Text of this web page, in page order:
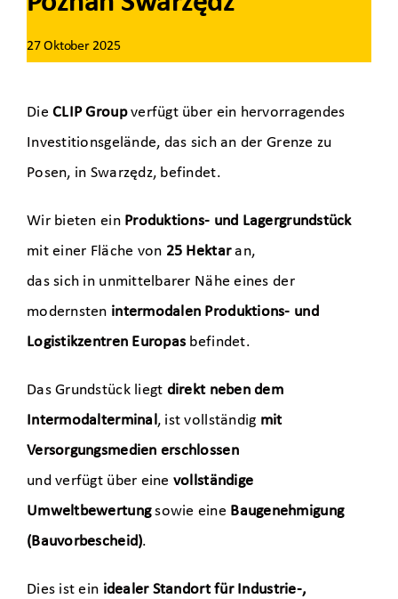
27 Oktober 2025
DieCLIP Groupverfügt über ein hervorragendes
Investitionsgelände, das sich an der Grenze zu
Posen, in Swarzędz, befindet.
Wir bieten ein Produktions- und Lagergrundstück
mit einer Fläche von 25 Hektaran,
das sich in unmittelbarer Nähe eines der
modernsten intermodalen Produktions- und
Logistikzentren Europas befindet.
Das Grundstück liegt direkt neben dem
Intermodalterminal, ist vollständig mit
Versorgungsmedien erschlossen
und verfügt über eine vollständige
Umweltbewertungsowie eine Baugenehmigung
(Bauvorbescheid).
Dies ist ein idealer Standort für Industrie-,